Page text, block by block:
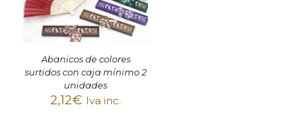
Abanicos de colores
surtidos con caja mínimo 2
unidades
2,12€ Iva inc.